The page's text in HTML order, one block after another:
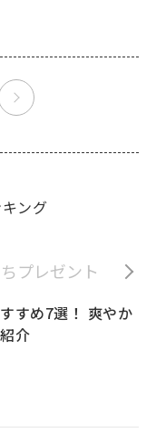
ング
プレゼント
すめ7選！ 爽やか
介